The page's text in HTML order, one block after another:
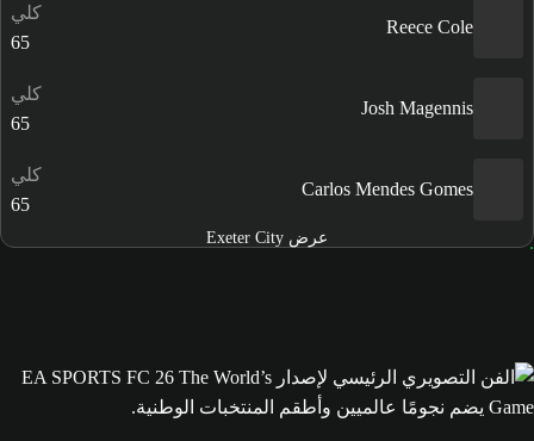
Reece Cole
كلي
65
Josh Magennis
كلي
65
Carlos Mendes Gomes
كلي
65
عرض Exeter City